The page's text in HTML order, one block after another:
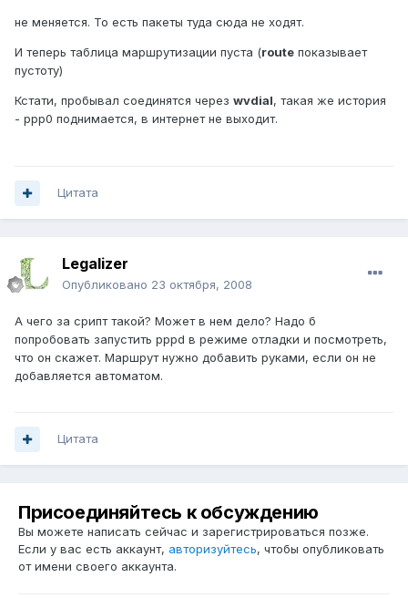
не меняется. То есть пакеты туда сюда не ходят.
И теперь таблица маршрутизации пуста (route показывает
пустоту)
Кстати, пробывал соединятся через wvdial, такая же история
- ppp0 поднимается, в интернет не выходит.
Цитата
Legalizer
Опубликовано 23 октября, 2008
А чего за срипт такой? Может в нем дело? Надо б
попробовать запустить pppd в режиме отладки и посмотреть,
что он скажет. Маршрут нужно добавить руками, если он не
добавляется автоматом.
Цитата
Присоединяйтесь к обсуждению
Вы можете написать сейчас и зарегистрироваться позже.
Если у вас есть аккаунт, авторизуйтесь, чтобы опубликовать
от имени своего аккаунта.